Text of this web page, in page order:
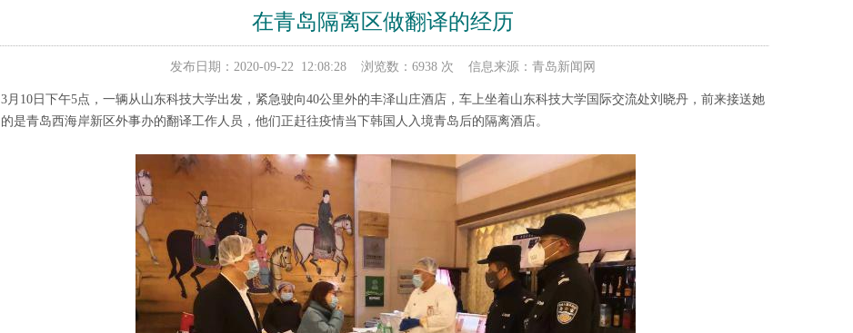
在青岛隔离区做翻译的经历
发布日期：2020-09-22 12:08:28 浏览数：6938 次 信息来源：青岛新闻网
3月10日下午5点，一辆从山东科技大学出发，紧急驶向40公里外的丰泽山庄酒店，车上坐着山东科技大学国际交流处刘晓丹，前来接送她
的是青岛西海岸新区外事办的翻译工作人员，他们正赶往疫情当下韩国人入境青岛后的隔离酒店。